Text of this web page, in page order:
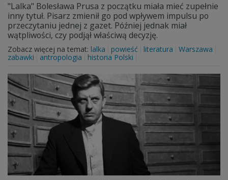
"Lalka" Bolesława Prusa z początku miała mieć zupełnie
inny tytuł. Pisarz zmienił go pod wpływem impulsu po
przeczytaniu jednej z gazet. Później jednak miał
wątpliwości, czy podjął właściwą decyzję.
Zobacz więcej na temat: lalka powieść literatura
Warszawa
zabawki
antropologia historia Polski